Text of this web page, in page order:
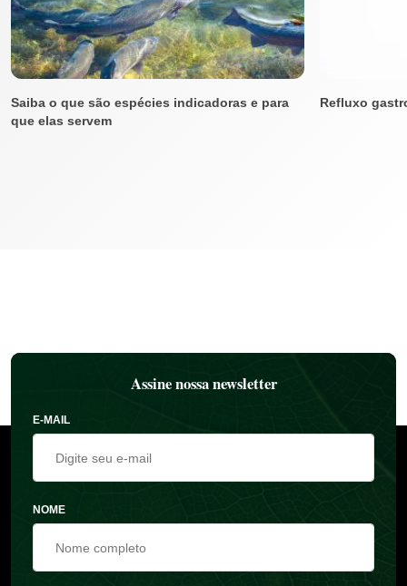
Saiba o que são espécies indicadoras e para
que elas servem
Refluxo
Assine nossa newsletter
E-MAIL
NOME